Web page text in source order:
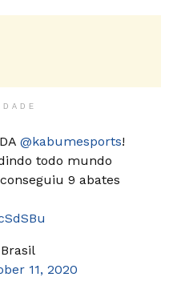
@kabumesports!
todo mundo
9 abates
11, 2020